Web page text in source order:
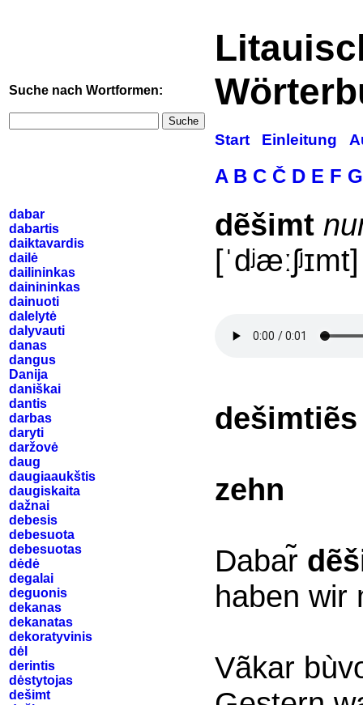
Suche nach Wortformen:
Suche
Start Einleitung
A B C Č D E F G
dabar
dabartis
daiktavardis
dailė
dailininkas
dainininkas
dainuoti
dalelytė
dalyvauti
danas
dangus
Danija
daniškai
dantis
darbas
daryti
daržovė
daug
daugiaaukštis
daugiskaita
dažnai
debesis
debesuota
debesuotas
dėdė
degalai
deguonis
dekanas
dekanatas
dekoratyvinis
dėl
derintis
dėstytojas
dešimt
dẽšimt
[ˈdʲæːʃʲɪmt]
dešimtiẽs
zehn
Dabar̃
haben wir
Vãkar